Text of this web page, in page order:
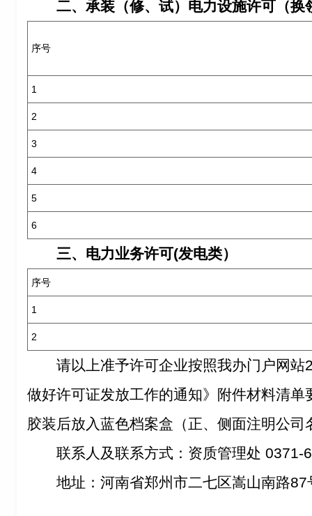
二、承装（修、试）电力设施许可（换
序号
1
2
3
4
5
6
三、电力业务许可(发电类）
序号
1
2
请以上准予许可企业按照我办门户网
做好许可证发放工作的通知》附件材料清
胶装后放入蓝色档案盒（正、侧面注明公
联系人及联系方式：资质管理处 0371-
地址：河南省郑州市二七区嵩山南路87